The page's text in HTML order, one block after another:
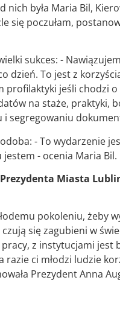
była Maria Bil,
się poczułam,
sukces: -
To jest z
jeśli chodzi
na staże, praktyki,
segregowaniu
- To wydarzenie
- ocenia Maria Bil.
Miasta
pokoleniu, żeby
się zagubieni w
z instytucjami
razie ci młodzi ludzie
Prezydent Anna